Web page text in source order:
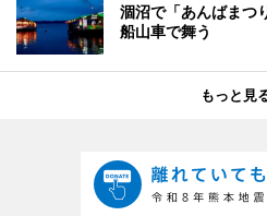
涸沼で「あんばま
船山車で舞う
もっと見